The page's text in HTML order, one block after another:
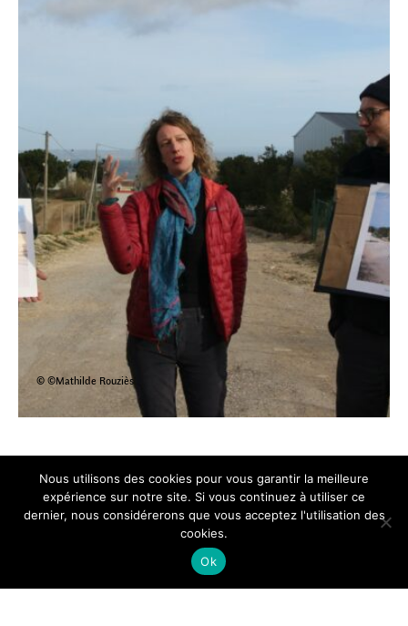
© ©Mathilde Rouziès
Nous utilisons des cookies pour vous garantir la meilleure
expérience sur notre site. Si vous continuez à utiliser ce
dernier, nous considérerons que vous acceptez l'utilisation des
cookies.
Ok